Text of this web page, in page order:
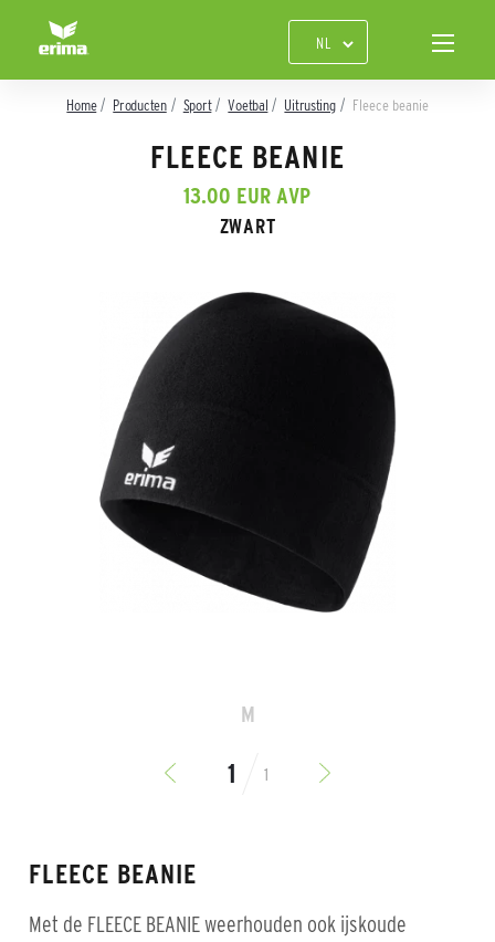
Home Producten Sport Voetbal Uitrusting Fleece beanie
FLEECE BEANIE
13.00 EUR AVP
ZWART
M
1
FLEECE BEANIE
Met de FLEECE BEANIE weerhouden ook ijskoude